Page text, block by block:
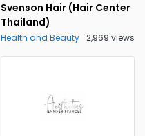
Svenson Hair (Hair Center
Thailand)
Health and Beauty 2,969 views